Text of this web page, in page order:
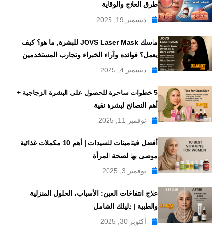
طرق العلاج والوقاية
ديسمبر 19, 2025
ماسك JOVS Laser Mask للبشرة, ما هو؟ كيف
يعمل؟ فوائده وآراء الخبراء وتجارب المستخدمين
ديسمبر 4, 2025
5 خطوات ساحرة للحصول على البشرة الزجاجية +
أهم النصائح لبشرة نقية
نوفمبر 11, 2025
أفضل فيتامينات للسيدات | أهم 10 مكملات غذائية
موصى بها لصحة المرأة
نوفمبر 3, 2025
علاج انتفاخات العين: الأسباب، الحلول المنزلية
والطبية | دليلك الشامل
أكتوبر 30, 2025